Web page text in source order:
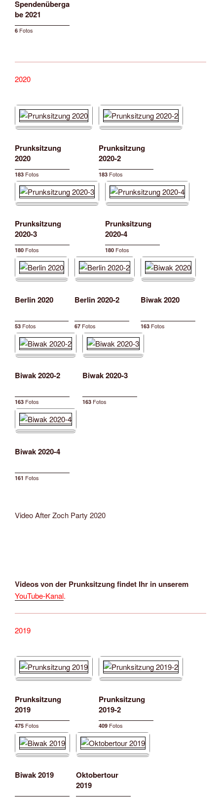
Spendenüberga
be 2021
6 Fotos
2020
Prunksitzung
2020
183 Fotos
Prunksitzung
2020-2
183 Fotos
Prunksitzung
2020-3
180 Fotos
Prunksitzung
2020-4
180 Fotos
Berlin 2020
53 Fotos
Berlin 2020-2
67 Fotos
Biwak 2020
163 Fotos
Biwak 2020-2
163 Fotos
Biwak 2020-3
163 Fotos
Biwak 2020-4
161 Fotos
Video After Zoch Party 2020
Videos von der Prunksitzung findet Ihr in unserem
YouTube-Kanal.
2019
Prunksitzung
2019
475 Fotos
Prunksitzung
2019-2
409 Fotos
Biwak 2019
Oktobertour
2019